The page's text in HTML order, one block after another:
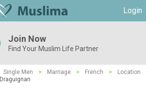
Login
Join Now
Find Your Muslim Life Partner
Single Men > Marriage > French >
Location
Draguignan